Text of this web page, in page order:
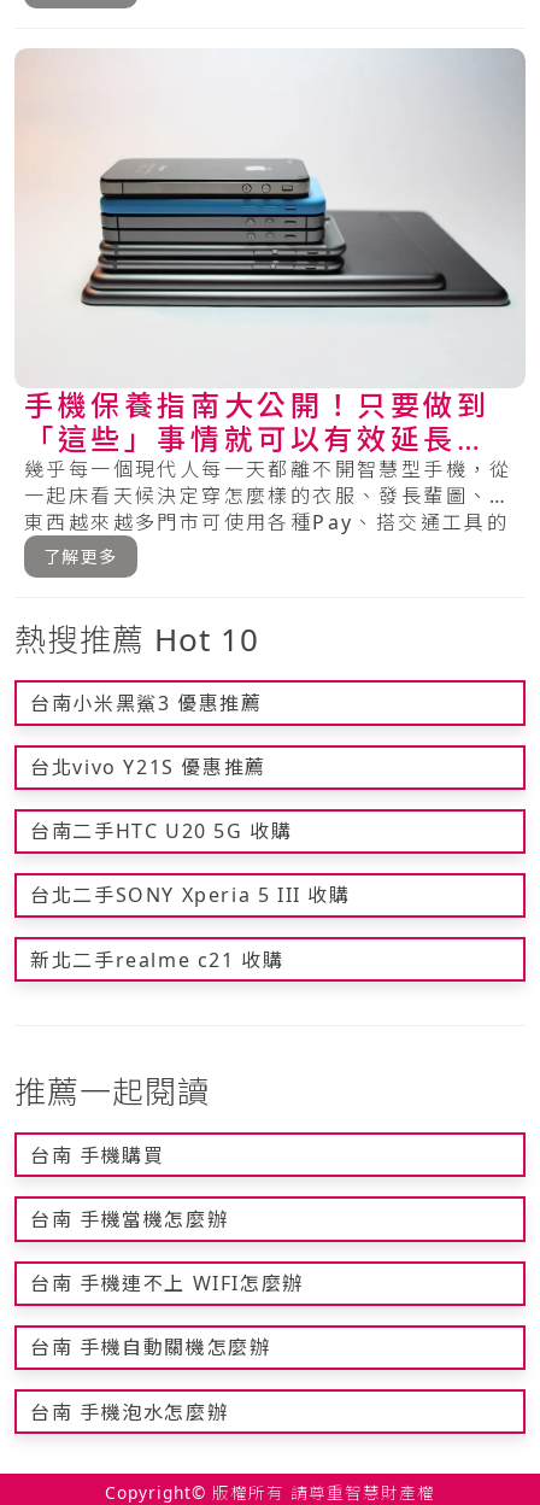
手機保養指南大公開！只要做到
「這些」事情就可以有效延長手
機的壽命～
幾乎每一個現代人每一天都離不開智慧型手機，從
一起床看天候決定穿怎麼樣的衣服、發長輩圖、買
東西越來越多門市可使用各種Pay、搭交通工具的
時.....
了解更多
熱搜推薦 Hot 10
台南小米黑鯊3 優惠推薦
台北vivo Y21S 優惠推薦
台南二手HTC U20 5G 收購
台北二手SONY Xperia 5 III 收購
新北二手realme c21 收購
推薦一起閱讀
台南 手機購買
台南 手機當機怎麼辦
台南 手機連不上 WIFI怎麼辦
台南 手機自動關機怎麼辦
台南 手機泡水怎麼辦
Copyright© 版權所有 請尊重智慧財產權